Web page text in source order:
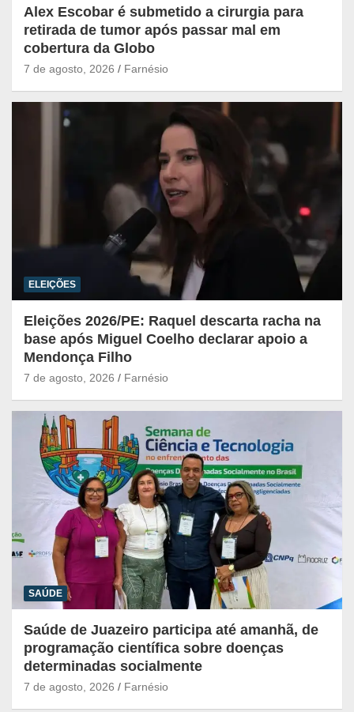
Alex Escobar é submetido a cirurgia para
retirada de tumor após passar mal em
cobertura da Globo
7 de agosto, 2026 Farnésio
ELEIÇÕES
Eleições 2026/PE: Raquel descarta racha na
base após Miguel Coelho declarar apoio a
Mendonça Filho
7 de agosto, 2026 Farnésio
SAÚDE
Saúde de Juazeiro participa até amanhã, de
programação científica sobre doenças
determinadas socialmente
7 de agosto, 2026 Farnésio